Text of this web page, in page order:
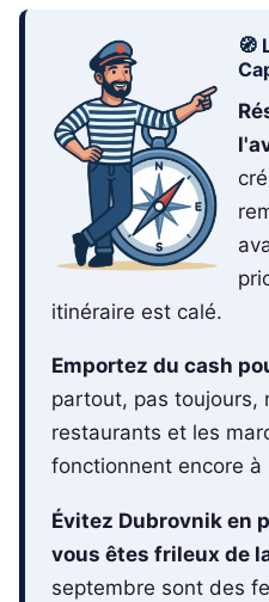
🧭
itinéraire est calé.
Emportez du cash
partout, pas toujours,
restaurants et les
fonctionnent encore à
Évitez Dubrovnik en
vous êtes frileux de
septembre sont des